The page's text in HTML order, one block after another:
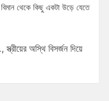
থেকে কিছু একটা উড়ে যেতে
অস্থি বিসর্জন দিয়ে